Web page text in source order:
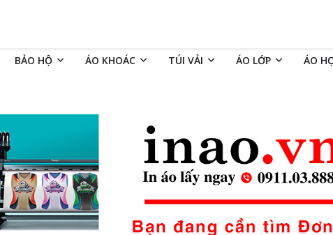
BẢO HỘ ÁO KHOÁC TÚI VẢI ÁO LỚP ÁO